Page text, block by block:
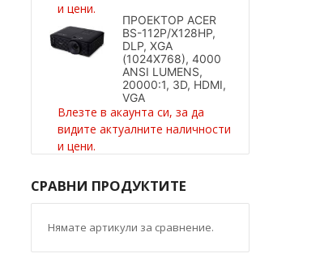
и цени.
ПРОЕКТОР ACER
BS-112P/X128HP,
DLP, XGA
(1024X768), 4000
ANSI LUMENS,
20000:1, 3D, HDMI,
VGA
Влезте в акаунта си, за да
видите актуалните наличности
и цени.
СРАВНИ ПРОДУКТИТЕ
Нямате артикули за сравнение.